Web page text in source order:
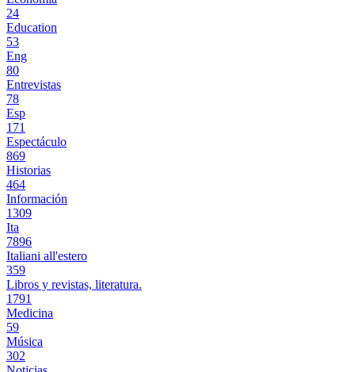
24
Education
53
Eng
80
Entrevistas
78
Esp
171
Espectáculo
869
Historias
464
Información
1309
Ita
7896
Italiani all'estero
359
Libros y revistas, literatura.
1791
Medicina
59
Música
302